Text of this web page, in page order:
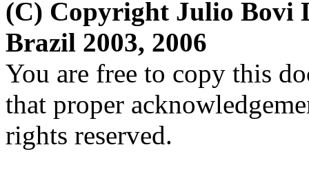
(C) Copyright Julio Bovi
Brazil 2003, 2006
You are free to copy this
that proper
rights reserved.